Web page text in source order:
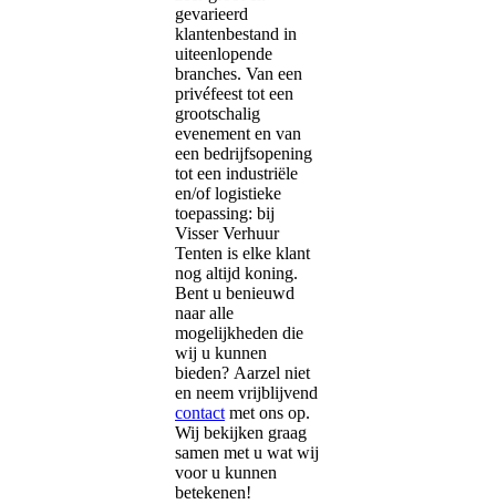
gevarieerd
klantenbestand in
uiteenlopende
branches. Van een
privéfeest tot een
grootschalig
evenement en van
een bedrijfsopening
tot een industriële
en/of logistieke
toepassing: bij
Visser Verhuur
Tenten is elke klant
nog altijd koning.
Bent u benieuwd
naar alle
mogelijkheden die
wij u kunnen
bieden? Aarzel niet
en neem vrijblijvend
contact met ons op.
Wij bekijken graag
samen met u wat wij
voor u kunnen
betekenen!